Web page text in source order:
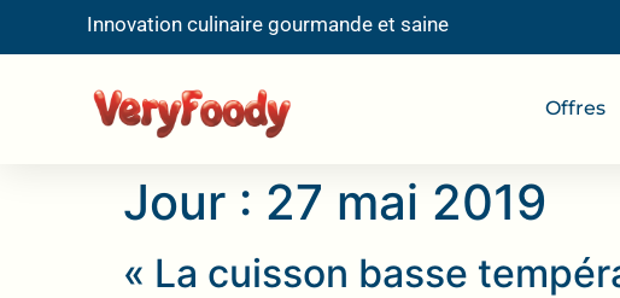
Innovation culinaire gourmande et saine
Offres
Jour : 27 mai 2019
« La cuisson basse